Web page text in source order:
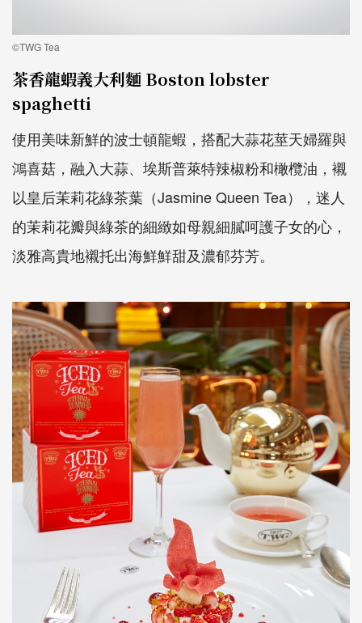
©TWG Tea
茶香龍蝦義大利麵 Boston lobster
spaghetti
使用美味新鮮的波士頓龍蝦，搭配大蒜花莖天婦羅與
鴻喜菇，融入大蒜、埃斯普萊特辣椒粉和橄欖油，襯
以皇后茉莉花綠茶葉（Jasmine Queen Tea），迷人
的茉莉花瓣與綠茶的細緻如母親細膩呵護子女的心，
淡雅高貴地襯托出海鮮鮮甜及濃郁芬芳。